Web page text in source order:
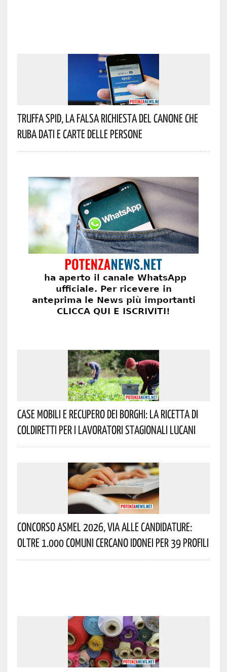
Truffa Spid, La Falsa Richiesta Del Canone Che
Ruba Dati E Carte Delle Persone
Case Mobili E Recupero Dei Borghi: La Ricetta Di
Coldiretti Per I Lavoratori Stagionali Lucani
Concorso Asmel 2026, Via Alle Candidature:
Oltre 1.000 Comuni Cercano Idonei Per 39 Profili